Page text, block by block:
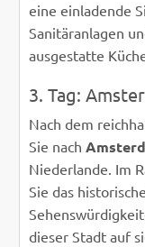
eine einladende
Sanitäranlagen
ausgestatte
3. Tag:
Nach dem
Sie nach
Niederlande. Im
Sie das
dieser Stadt auf